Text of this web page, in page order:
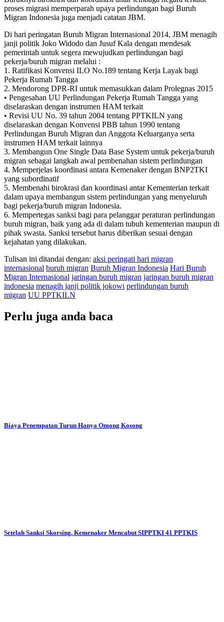
proses migrasi memperparah upaya perlindungan bagi Buruh
Migran Indonesia juga menjadi catatan JBM.
Di hari peringatan Buruh Migran Internasional 2014, JBM menagih
janji politik Joko Widodo dan Jusuf Kala dengan mendesak
pemerintah untuk segera mewujudkan perlindungan bagi
pekerja/buruh migran melalui :
1. Ratifikasi Konvensi ILO No.189 tentang Kerja Layak bagi
Pekerja Rumah Tangga
2. Mendorong DPR-RI untuk memasukkan dalam Prolegnas 2015
• Pengesahan UU Perlindungan Pekerja Rumah Tangga yang
diselaraskan dengan instrumen HAM terkait
• Revisi UU No. 39 tahun 2004 tentang PPTKILN yang
diselaraskan dengan Konvensi PBB tahun 1990 tentang
Perlindungan Buruh Migran dan Anggota Keluarganya serta
instrumen HAM terkait lainnya
3. Membangun One Single Data Base System untuk pekerja/buruh
migran sebagai langkah awal pembenahan sistem perlindungan
4. Memperjelas koordinasi antara Kemenaker dengan BNP2TKI
yang subordinatif
5. Membenahi birokrasi dan koordinasi antar Kementerian terkait
dalam upaya membangun sistem perlindungan yang menyeluruh
bagi pekerja/buruh migran Indonesia.
6. Mempertegas sanksi bagi para pelanggar peraturan perlindungan
buruh migran, baik yang ada di dalam tubuh kementerian maupun di
pihak swasta. Sanksi tersebut harus diberikan sesuai dengan
kejahatan yang dilakukan.
Tulisan ini ditandai dengan: aksi peringati hari migran
internasional buruh migran Buruh Migran Indonesia Hari Buruh
Migran Internasional jaringan buruh migran jaringan buruh migran
indonesia menagih janji politik jokowi perlindungan buruh
migran UU PPTKILN
Perlu juga anda baca
Biaya Penempatan Turun Hanya Omong Kosong
Setelah Sanksi Skorsing, Kemenaker Mencabut SIPPTKI 41 PPTKIS